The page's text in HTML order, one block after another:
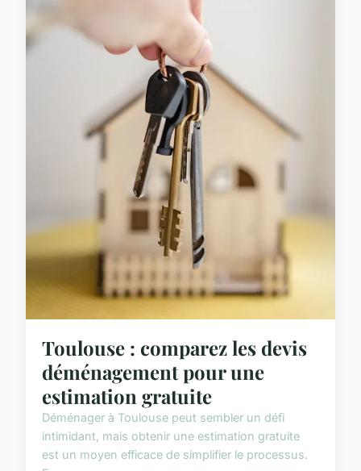
Toulouse : comparez les devis
déménagement pour une
estimation gratuite
Déménager à Toulouse peut sembler un défi
intimidant, mais obtenir une estimation gratuite
est un moyen efficace de simplifier le processus.